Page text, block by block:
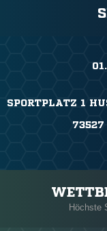
SPORTPLATZ 1
73527
Höchste